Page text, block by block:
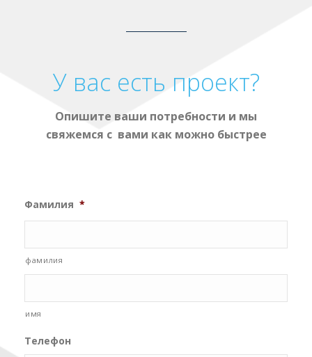
У вас есть проект?
Опишите ваши потребности и мы
свяжемся с вами как можно быстрее
Фамилия *
фамилия
имя
Телефон